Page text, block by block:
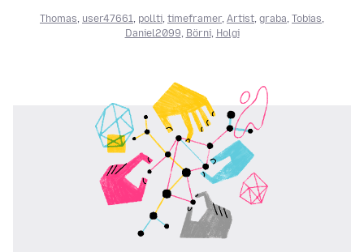
Thomas user47661 pollti timeframer, Artist graba Tobias
Daniel2099 Börni, Holgi